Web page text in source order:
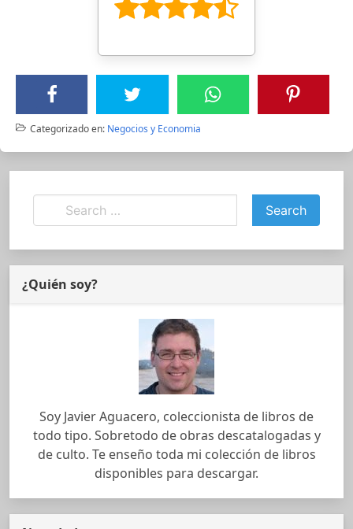
Categorizado en: Negocios y Economia
¿Quién soy?
Soy Javier Aguacero, coleccionista de libros de
todo tipo. Sobretodo de obras descatalogadas y
de culto. Te enseño toda mi colección de libros
disponibles para descargar.